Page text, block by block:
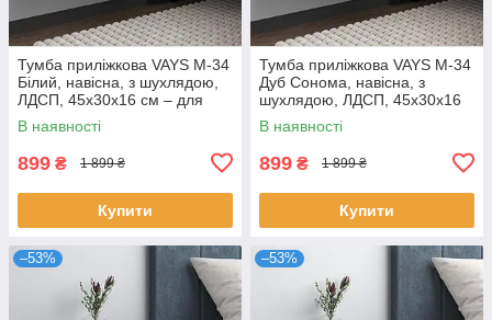
Тумба приліжкова VAYS M-34
Білий, навісна, з шухлядою,
ЛДСП, 45х30х16 см – для
спальні
В наявності
899 ₴ 1 899 ₴
Купити
Тумба приліжкова VAYS M-34
Дуб Сонома, навісна, з
шухлядою, ЛДСП, 45х30х16
см – для спальні
В наявності
899 ₴ 1 899 ₴
Купити
–53% –53%